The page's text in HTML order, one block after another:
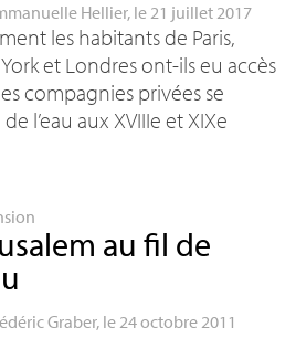
Hellier, le 21 juillet 2017
les habitants de Paris,
et Londres ont-ils eu accès
compagnies privées se
l’eau aux XVIIIe et XIXe
au fil de
Graber, le 24 octobre 2011